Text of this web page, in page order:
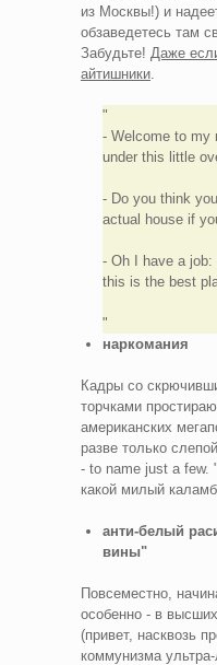
из Москвы!) и
обзаведетесь там
Забудьте! Даже
айтишники
- Welcome to my
under this little
- Do you think
actual house if
- Oh I have a job:
this is the best
наркомания
Кадры со
торчками
американских
разве только
- to name just a few.
какой милый
анти-белый
вины"
Повсеместно,
особенно - в
(привет, насквозь
коммунизма